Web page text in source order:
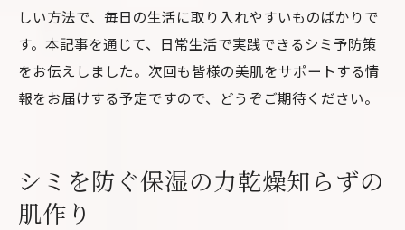
しい方法で、毎日の生活に取り入れやすいものばかりで
す。本記事を通じて、日常生活で実践できるシミ予防策
をお伝えしました。次回も皆様の美肌をサポートする情
報をお届けする予定ですので、どうぞご期待ください。
シミを防ぐ保湿の力乾燥知らずの
肌作り